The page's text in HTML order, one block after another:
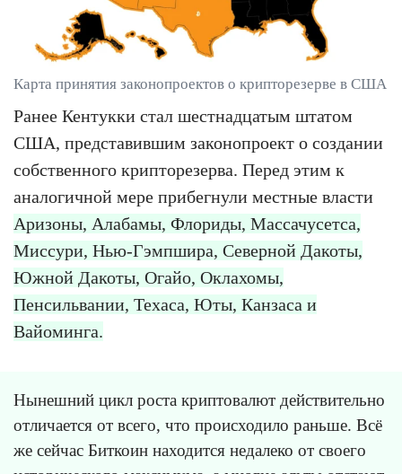
Карта принятия законопроектов о крипторезерве в США
Ранее Кентукки стал шестнадцатым штатом
США, представившим законопроект о создании
собственного крипторезерва. Перед этим к
аналогичной мере прибегнули местные власти
Аризоны, Алабамы, Флориды, Массачусетса,
Миссури, Нью-Гэмпшира, Северной Дакоты,
Южной Дакоты, Огайо, Оклахомы,
Пенсильвании, Техаса, Юты, Канзаса и
Вайоминга.
Нынешний цикл роста криптовалют действительно
отличается от всего, что происходило раньше. Всё
же сейчас Биткоин находится недалеко от своего